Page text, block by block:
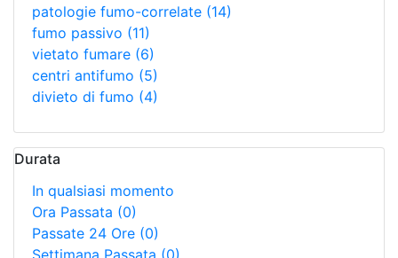
patologie fumo-correlate (14)
fumo passivo (11)
vietato fumare (6)
centri antifumo (5)
divieto di fumo (4)
Durata
In qualsiasi momento
Ora Passata (0)
Passate 24 Ore (0)
Settimana Passata (0)